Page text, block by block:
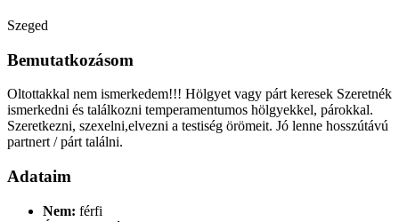
Szeged
Bemutatkozásom
Oltottakkal nem ismerkedem!!! Hölgyet vagy párt keresek Szeretnék
ismerkedni és találkozni temperamentumos hölgyekkel, párokkal.
Szeretkezni, szexelni,elvezni a testiség örömeit. Jó lenne hosszútávú
partnert / párt találni.
Adataim
Nem: férfi